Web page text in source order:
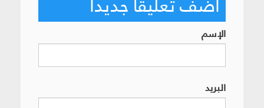
أضف تعليقاً جديداً
الإسم
البريد